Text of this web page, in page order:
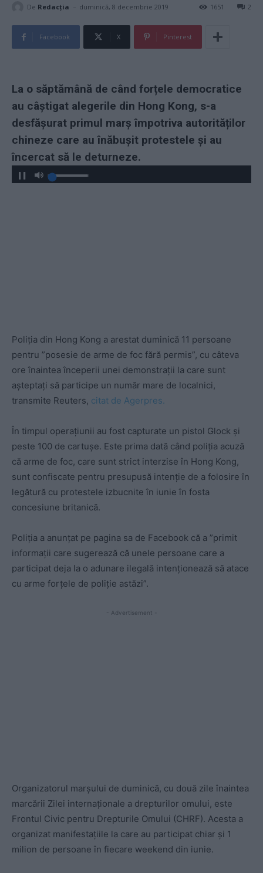
De Redacţia - duminică, 8 decembrie 2019 2
1651
Facebook X Pinterest
La o săptămână de când forțele democratice
au câștigat alegerile din Hong Kong, s-a
desfășurat primul marș împotriva autorităților
chineze care au înăbușit protestele și au
încercat să le deturneze.
Poliţia din Hong Kong a arestat duminică 11 persoane
pentru ”posesie de arme de foc fără permis”, cu câteva
ore înaintea începerii unei demonstraţii la care sunt
aşteptaţi să participe un număr mare de localnici,
transmite Reuters, citat de Agerpres.
În timpul operaţiunii au fost capturate un pistol Glock şi
peste 100 de cartuşe. Este prima dată când poliţia acuză
că arme de foc, care sunt strict interzise în Hong Kong,
sunt confiscate pentru presupusă intenţie de a folosire în
legătură cu protestele izbucnite în iunie în fosta
concesiune britanică.
Poliţia a anunţat pe pagina sa de Facebook că a ”primit
informaţii care sugerează că unele persoane care a
participat deja la o adunare ilegală intenţionează să atace
cu arme forţele de poliţie astăzi”.
- Advertisement -
Organizatorul marşului de duminică, cu două zile înaintea
marcării Zilei internaţionale a drepturilor omului, este
Frontul Civic pentru Drepturile Omului (CHRF). Acesta a
organizat manifestaţiile la care au participat chiar şi 1
milion de persoane în fiecare weekend din iunie.